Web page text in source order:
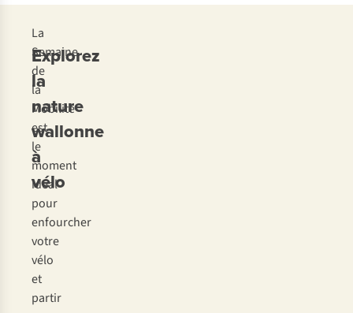
Explorez
la
nature
wallonne
à
vélo
La
Semaine
de
la
Mobilité
est
le
moment
idéal
pour
enfourcher
votre
vélo
et
partir